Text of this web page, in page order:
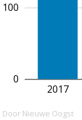
2017
0
100
Door Nieuwe Oogst